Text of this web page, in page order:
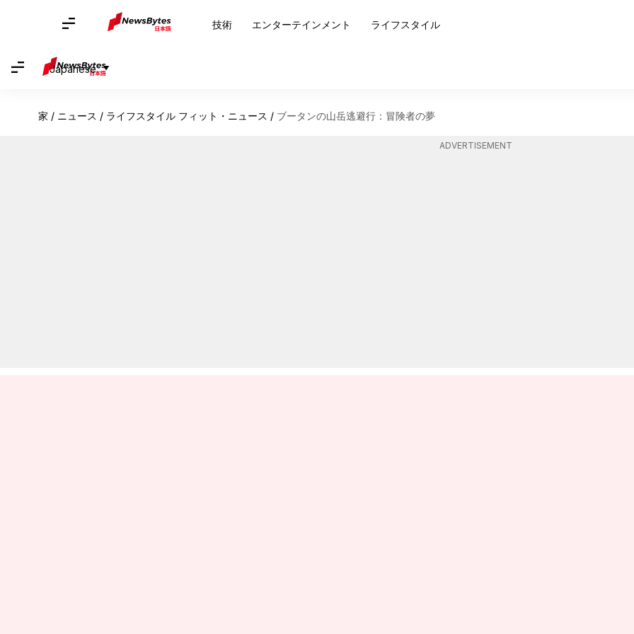
技術 エンターテインメント ライフスタイル
Japanese
家 / ニュース / ライフスタイル フィット・ニュース / ブータンの山岳逃避行：冒険者の夢
ADVERTISEMENT